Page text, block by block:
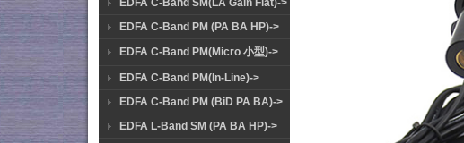
EDFA C-Band SM(LA Gain Flat)->
EDFA C-Band PM (PA BA HP)->
EDFA C-Band PM(Micro 小型)->
EDFA C-Band PM(In-Line)->
EDFA C-Band PM (BiD PA BA)->
EDFA L-Band SM (PA BA HP)->